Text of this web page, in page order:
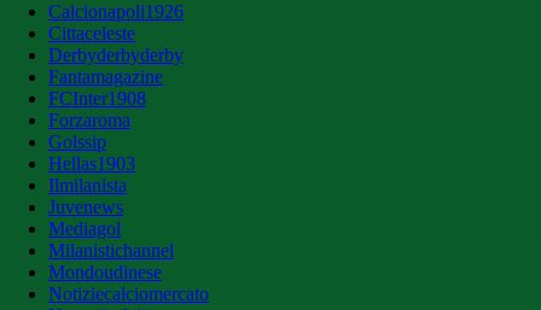
Calcionapoli1926
Cittaceleste
Derbyderbyderby
Fantamagazine
FCInter1908
Forzaroma
Golssip
Hellas1903
Ilmilanista
Juvenews
Mediagol
Milanistichannel
Mondoudinese
Notiziecalciomercato